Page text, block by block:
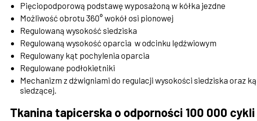
Pięciopodporową podstawę wyposażoną w kółka jezdne
Możliwość obrotu 360° wokół osi pionowej
Regulowaną wysokość siedziska
Regulowaną wysokość oparcia w odcinku lędźwiowym
Regulowany kąt pochylenia oparcia
Regulowane podłokietniki
Mechanizm z dźwigniami do regulacji wysokości siedziska oraz
siedzącej.
Tkanina tapicerska o odporności 100 000